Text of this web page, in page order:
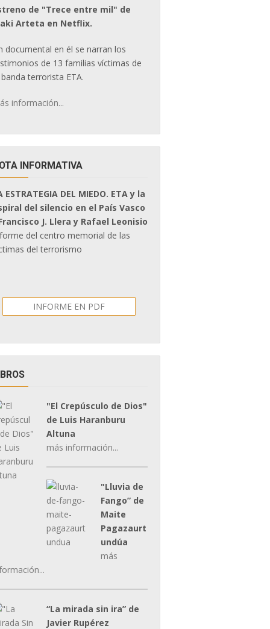
de "Trece entre mil" de
Arteta en Netflix.
documental en él se narran los
de 13 familias víctimas de
terrorista ETA.
información...
INFORMATIVA
ESTRATEGIA DEL MIEDO. ETA y la
del silencio en el País Vasco
J. Llera y Rafael Leonisio
del centro memorial de las
del terrorismo
INFORME EN PDF
"El Crepúsculo de Dios"
de Luis Haranburu
Altuna
más información...
"Lluvia de
Fango” de
Maite
Pagazaurt
undúa
más
“La mirada sin ira” de
Javier Rupérez